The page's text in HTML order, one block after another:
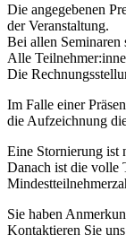
Die angegebenen
der Veranstaltung.
Bei allen Seminaren
Alle
Die
Im Falle einer
die Aufzeichnung
Eine Stornierung ist
Danach ist die volle
Sie haben
Kontaktieren Sie